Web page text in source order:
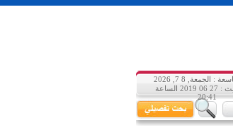
: الجمعة, 8 7, 2026
آخر تحديث : 27 06 2019 الساعة
20:41